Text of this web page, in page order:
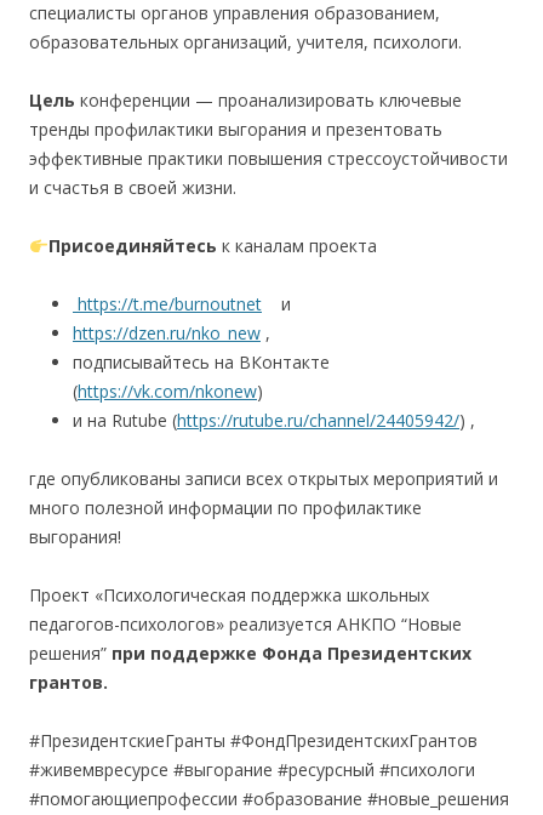
специалисты органов управления образованием,
образовательных организаций, учителя, психологи.
Цель конференции — проанализировать ключевые
тренды профилактики выгорания и презентовать
эффективные практики повышения стрессоустойчивости
и счастья в своей жизни.
Присоединяйтесь к каналам проекта
https://t.me/burnoutnet и
https://dzen.ru/nko_new ,
подписывайтесь на ВКонтакте
(https://vk.com/nkonew)
и на Rutube (https://rutube.ru/channel/24405942/) ,
где опубликованы записи всех открытых мероприятий и
много полезной информации по профилактике
выгорания!
Проект «Психологическая поддержка школьных
педагогов-психологов» реализуется АНКПО “Новые
решения” при поддержке Фонда Президентских
грантов.
#ПрезидентскиеГранты #ФондПрезидентскихГрантов
#живемвресурсе #выгорание #ресурсный #психологи
#помогающиепрофессии #образование #новые_решения